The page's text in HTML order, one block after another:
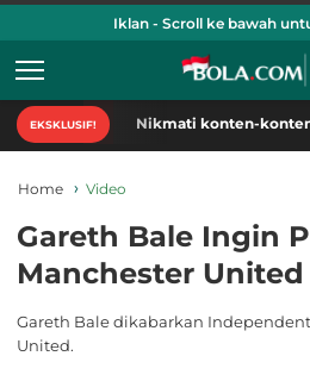
Iklan - Scroll ke bawah
EKSKLUSIF! Nikmati konten-konten
Home Video
Gareth Bale Ingin
Manchester United
Gareth Bale dikabarkan
United.